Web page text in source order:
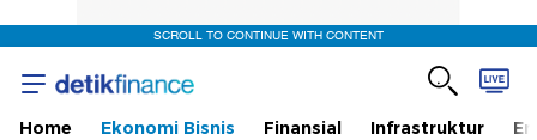
SCROLL TO CONTINUE WITH CONTENT
Home Ekonomi Bisnis Finansial Infrastruktur